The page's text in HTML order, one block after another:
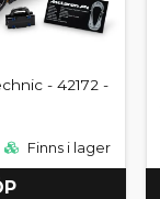
- 42172 -
Finns i lager